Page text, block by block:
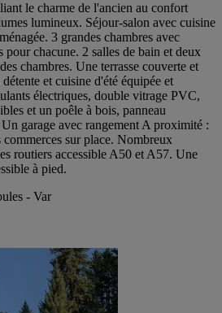
le charme de l'ancien au confort
lumineux. Séjour-salon avec cuisine
3 grandes chambres avec
pour chacune. 2 salles de bain et deux
chambres. Une terrasse couverte et
et cuisine d'été équipée et
électriques, double vitrage PVC,
et un poêle à bois, panneau
garage avec rangement A proximité :
commerces sur place. Nombreux
routiers accessible A50 et A57. Une
à pied.
- Var